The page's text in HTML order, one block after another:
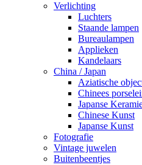
Verlichting
Luchters
Staande lampen
Bureaulampen
Applieken
Kandelaars
China / Japan
Aziatische
Chinees
Japanse
Chinese Kunst
Japanse Kunst
Fotografie
Vintage juwelen
Buitenbeentjes